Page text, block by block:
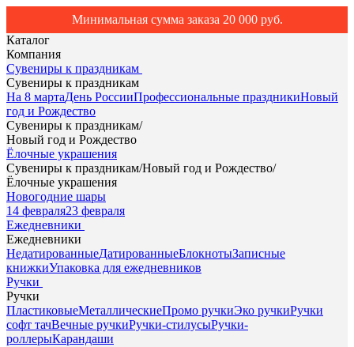
Минимальная сумма заказа 20 000 руб.
Каталог
Компания
Сувениры к праздникам
Сувениры к праздникам
На 8 мартаДень РоссииПрофессиональные праздникиНовый
год и Рождество
Сувениры к праздникам/
Новый год и Рождество
Ёлочные украшения
Сувениры к праздникам/Новый год и Рождество/
Ёлочные украшения
Новогодние шары
14 февраля23 февраля
Ежедневники
Ежедневники
НедатированныеДатированныеБлокнотыЗаписные
книжкиУпаковка для ежедневников
Ручки
Ручки
ПластиковыеМеталлическиеПромо ручкиЭко ручкиРучки
софт тачВечные ручкиРучки-стилусыРучки-
роллерыКарандаши